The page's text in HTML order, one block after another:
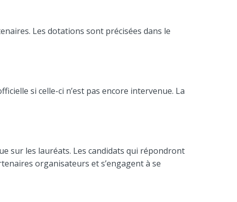
Les dotations sont précisées dans le
si celle-ci n’est pas encore intervenue. La
sur les lauréats. Les candidats qui répondront
organisateurs et s’engagent à se